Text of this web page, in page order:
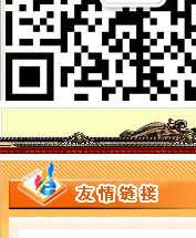
长寿区工商分局代办一般纳
双桥区工商分局一般纳税人
巫山县工商局切实加监管确
合川工商局认真做好国庆及
大渡口区工商分局一般纳税
奉节县工商局一般纳税人
渝北区工商分局四项措施加
沙坪坝区工商分局一般纳税
万州区工商局扎实开展国庆
南岸区工商分局采取做好“